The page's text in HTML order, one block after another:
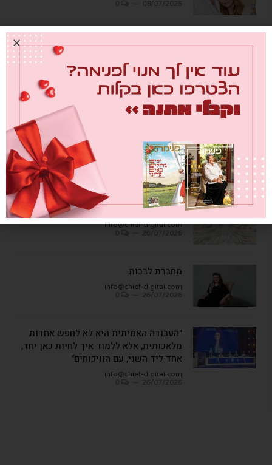
מבחן הגמבה
info@chief-digital.com
26/07/2026
כאן חוגגים בכיף – המדריך לתכנון חוויה
משפחתית
info@chief-digital.com
26/07/2026
שער הדמעות
info@chief-digital.com
מחברת לבבות
info@chief-digital.com
"העבודה האמיתית היא לא לחפש אחדות
מלאכותית, אלא ללמוד איך לחיות כאן יחד,
אחד ליד השני, עם הוויכוחים"
info@chief-digital.com